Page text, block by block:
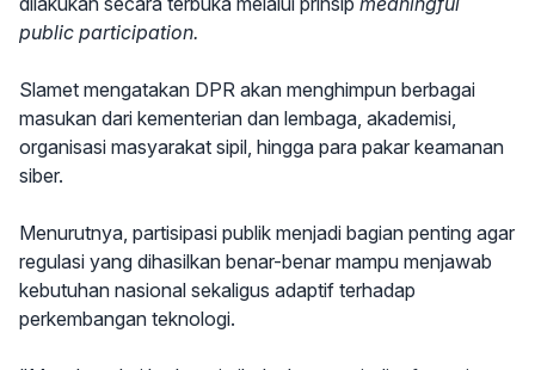
public participation.
Slamet mengatakan DPR akan menghimpun berbagai
masukan dari kementerian dan lembaga, akademisi,
organisasi masyarakat sipil, hingga para pakar keamanan
siber.
Menurutnya, partisipasi publik menjadi bagian penting agar
regulasi yang dihasilkan benar-benar mampu menjawab
kebutuhan nasional sekaligus adaptif terhadap
perkembangan teknologi.